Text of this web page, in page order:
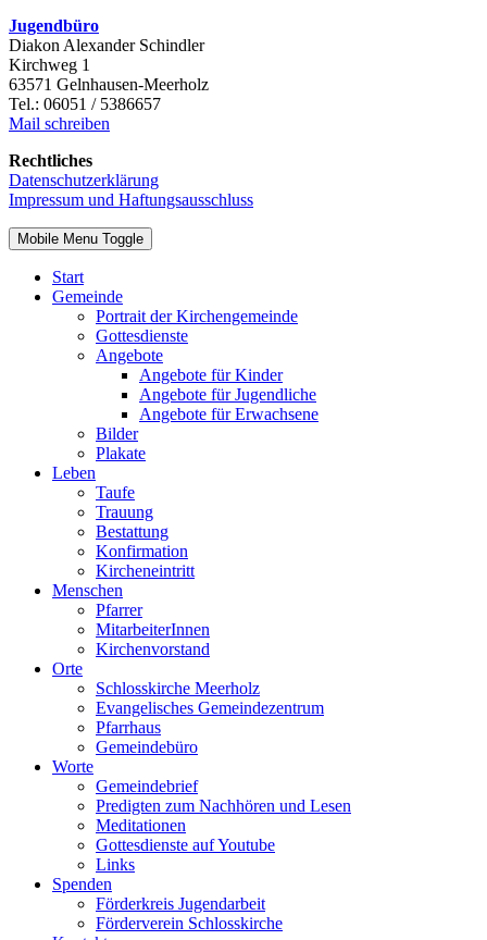
Jugendbüro
Diakon Alexander Schindler
Kirchweg 1
63571 Gelnhausen-Meerholz
Tel.: 06051 / 5386657
Mail schreiben
Rechtliches
Datenschutzerklärung
Impressum und Haftungsausschluss
Mobile Menu Toggle
Start
Gemeinde
Portrait der Kirchengemeinde
Gottesdienste
Angebote
Angebote für Kinder
Angebote für Jugendliche
Angebote für Erwachsene
Bilder
Plakate
Leben
Taufe
Trauung
Bestattung
Konfirmation
Kircheneintritt
Menschen
Pfarrer
MitarbeiterInnen
Kirchenvorstand
Orte
Schlosskirche Meerholz
Evangelisches Gemeindezentrum
Pfarrhaus
Gemeindebüro
Worte
Gemeindebrief
Predigten zum Nachhören und Lesen
Meditationen
Gottesdienste auf Youtube
Links
Spenden
Förderkreis Jugendarbeit
Förderverein Schlosskirche